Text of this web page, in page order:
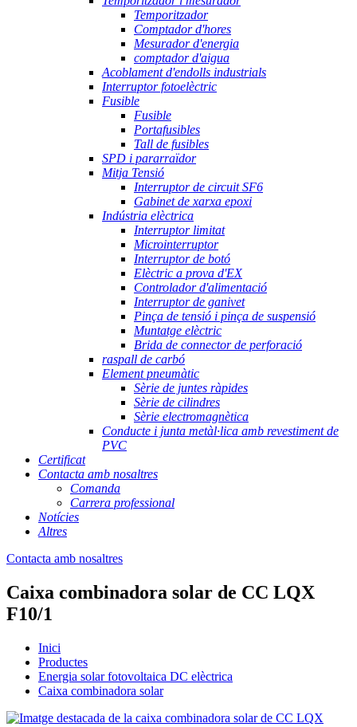
Temporitzador
Comptador d'hores
Mesurador d'energia
comptador d'aigua
Acoblament d'endolls industrials
Interruptor fotoelèctric
Fusible
Fusible
Portafusibles
Tall de fusibles
SPD i pararraïdor
Mitja Tensió
Interruptor de circuit SF6
Gabinet de xarxa epoxi
Indústria elèctrica
Interruptor limitat
Microinterruptor
Interruptor de botó
Elèctric a prova d'EX
Controlador d'alimentació
Interruptor de ganivet
Pinça de tensió i pinça de suspensió
Muntatge elèctric
Brida de connector de perforació
raspall de carbó
Element pneumàtic
Sèrie de juntes ràpides
Sèrie de cilindres
Sèrie electromagnètica
Conducte i junta metàl·lica amb revestiment de
PVC
Certificat
Contacta amb nosaltres
Comanda
Carrera professional
Notícies
Altres
Contacta amb nosaltres
Caixa combinadora solar de CC LQX
F10/1
Inici
Productes
Energia solar fotovoltaica DC elèctrica
Caixa combinadora solar